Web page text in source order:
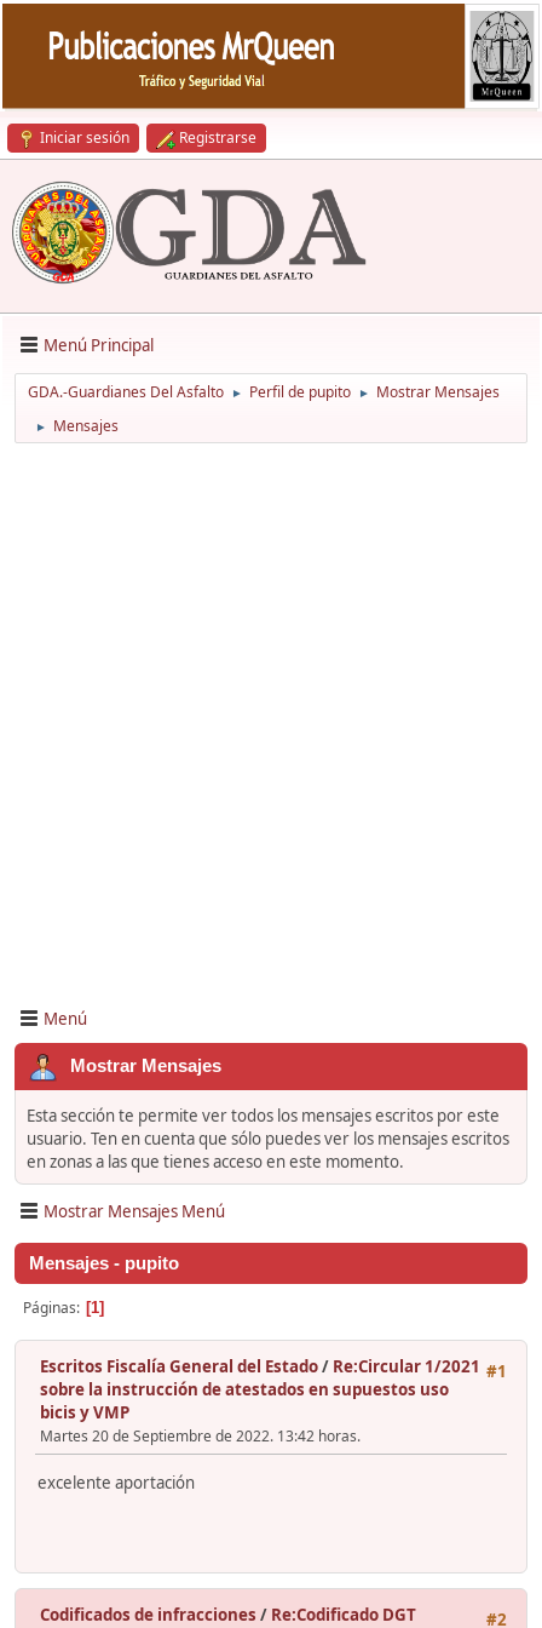
Iniciar sesión Registrarse
Menú Principal
GDA.-Guardianes Del Asfalto ► Perfil de pupito ► Mostrar Mensajes
► Mensajes
Menú
Mostrar Mensajes
Esta sección te permite ver todos los mensajes escritos por este
usuario. Ten en cuenta que sólo puedes ver los mensajes escritos
en zonas a las que tienes acceso en este momento.
Mostrar Mensajes Menú
Mensajes - pupito
Páginas 1
#1
Escritos Fiscalía General del Estado/ Re:Circular 1/2021
sobre la instrucción de atestados en supuestos uso
bicis y VMP
Martes 20 de Septiembre de 2022. 13:42 horas.
excelente aportación
#2
Codificados de infracciones / Re:Codificado DGT